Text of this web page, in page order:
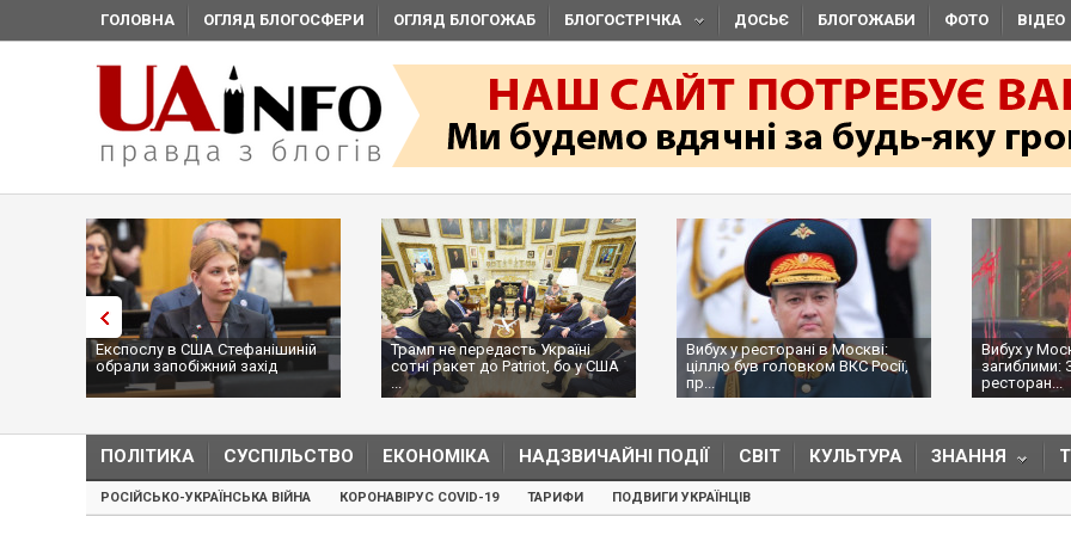
ГОЛОВНА ОГЛЯД БЛОГОСФЕРИ ОГЛЯД БЛОГОЖАБ БЛОГОСТРІЧКА ДОСЬЄ БЛОГОЖАБИ ФОТО ВІДЕО
Експослу в США Стефанішиній
обрали запобіжний захід
Трамп не передасть Україні
сотні ракет до Patriot, бо у США
...
Вибух у ресторані в Москві:
ціллю був головком ВКС Росії,
пр...
Вибух у
загиблими:
ресторан...
ПОЛІТИКА СУСПІЛЬСТВО ЕКОНОМІКА НАДЗВИЧАЙНІ ПОДІЇ СВІТ КУЛЬТУРА ЗНАННЯ
РОСІЙСЬКО-УКРАЇНСЬКА ВІЙНА КОРОНАВІРУС COVID-19 ТАРИФИ ПОДВИГИ УКРАЇНЦІВ